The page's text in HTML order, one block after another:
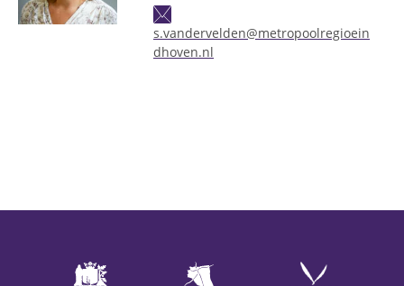
s.vandervelden@metropoolregioein
dhoven.nl